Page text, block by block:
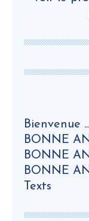
Bienvenue
BONNE
BONNE
BONNE
Texts